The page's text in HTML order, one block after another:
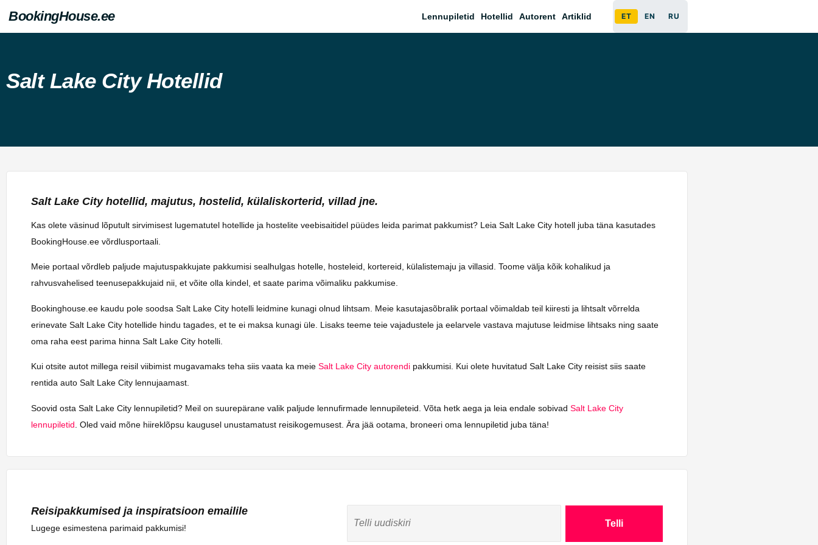
BookingHouse.ee Lennupiletid Hotellid Autorent Artiklid ET EN RU
Salt Lake City Hotellid
Salt Lake City hotellid, majutus, hostelid, külaliskorterid, villad jne.
Kas olete väsinud lõputult sirvimisest lugematutel hotellide ja hostelite veebisaitidel püüdes leida parimat pakkumist? Leia Salt Lake City hotell juba täna kasutades
BookingHouse.ee võrdlusportaali.
Meie portaal võrdleb paljude majutuspakkujate pakkumisi sealhulgas hotelle, hosteleid, kortereid, külalistemaju ja villasid. Toome välja kõik kohalikud ja
rahvusvahelised teenusepakkujaid nii, et võite olla kindel, et saate parima võimaliku pakkumise.
Bookinghouse.ee kaudu pole soodsa Salt Lake City hotelli leidmine kunagi olnud lihtsam. Meie kasutajasõbralik portaal võimaldab teil kiiresti ja lihtsalt võrrelda
erinevate Salt Lake City hotellide hindu tagades, et te ei maksa kunagi üle. Lisaks teeme teie vajadustele ja eelarvele vastava majutuse leidmise lihtsaks ning saate
oma raha eest parima hinna Salt Lake City hotelli.
Kui otsite autot millega reisil viibimist mugavamaks teha siis vaata ka meie Salt Lake City autorendi pakkumisi. Kui olete huvitatud Salt Lake City reisist siis saate
rentida auto Salt Lake City lennujaamast.
Soovid osta Salt Lake City lennupiletid? Meil on suurepärane valik paljude lennufirmade lennupileteid. Võta hetk aega ja leia endale sobivad Salt Lake City
lennupiletid . Oled vaid mõne hiireklõpsu kaugusel unustamatust reisikogemusest. Ära jää ootama, broneeri oma lennupiletid juba täna!
Reisipakkumised ja inspiratsioon emailile
Lugege esimestena parimaid pakkumisi! Telli